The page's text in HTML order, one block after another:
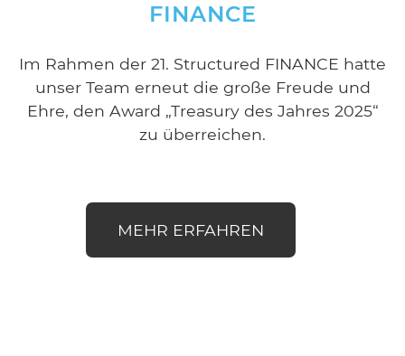
FINANCE
Im Rahmen der 21. Structured FINANCE hatte
unser Team erneut die große Freude und
Ehre, den Award „Treasury des Jahres 2025“
zu überreichen.
MEHR ERFAHREN